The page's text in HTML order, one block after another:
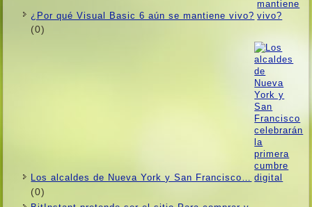
¿Por qué Visual Basic 6 aún se mantiene vivo?
(0)
Los alcaldes de Nueva York y San Francisco…
(0)